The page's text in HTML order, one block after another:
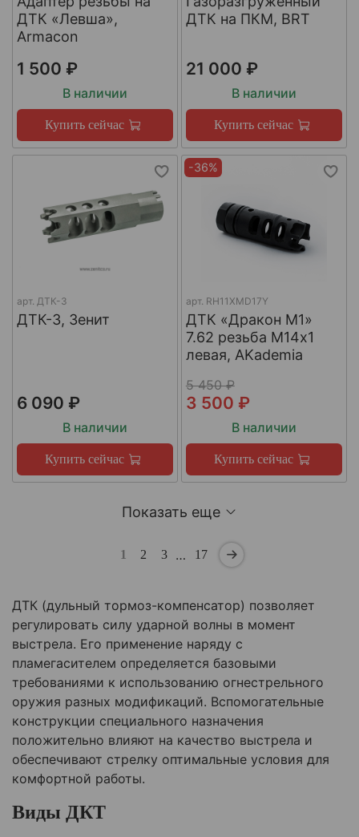
ДТК «Левша»,
Armacon
1 500 ₽
В наличии
Купить сейчас
ДТК на ПКМ, BRT
21 000 ₽
В наличии
Купить сейчас
арт. ДТК-3
ДТК-3, Зенит
6 090 ₽
В наличии
Купить сейчас
-36%
арт. RH11XMD17Y
ДТК «Дракон М1»
7.62 резьба М14х1
левая, AKademia
5 450 ₽
3 500 ₽
В наличии
Купить сейчас
Показать еще
1 2 3 … 17
ДТК (дульный тормоз-компенсатор) позволяет
регулировать силу ударной волны в момент
выстрела. Его применение наряду с
пламегасителем определяется базовыми
требованиями к использованию огнестрельного
оружия разных модификаций. Вспомогательные
конструкции специального назначения
положительно влияют на качество выстрела и
обеспечивают стрелку оптимальные условия для
комфортной работы.
Виды ДКТ